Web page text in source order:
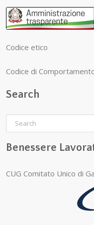
Codice etico
Codice di
Search
Benessere
CUG Comitato Unico di